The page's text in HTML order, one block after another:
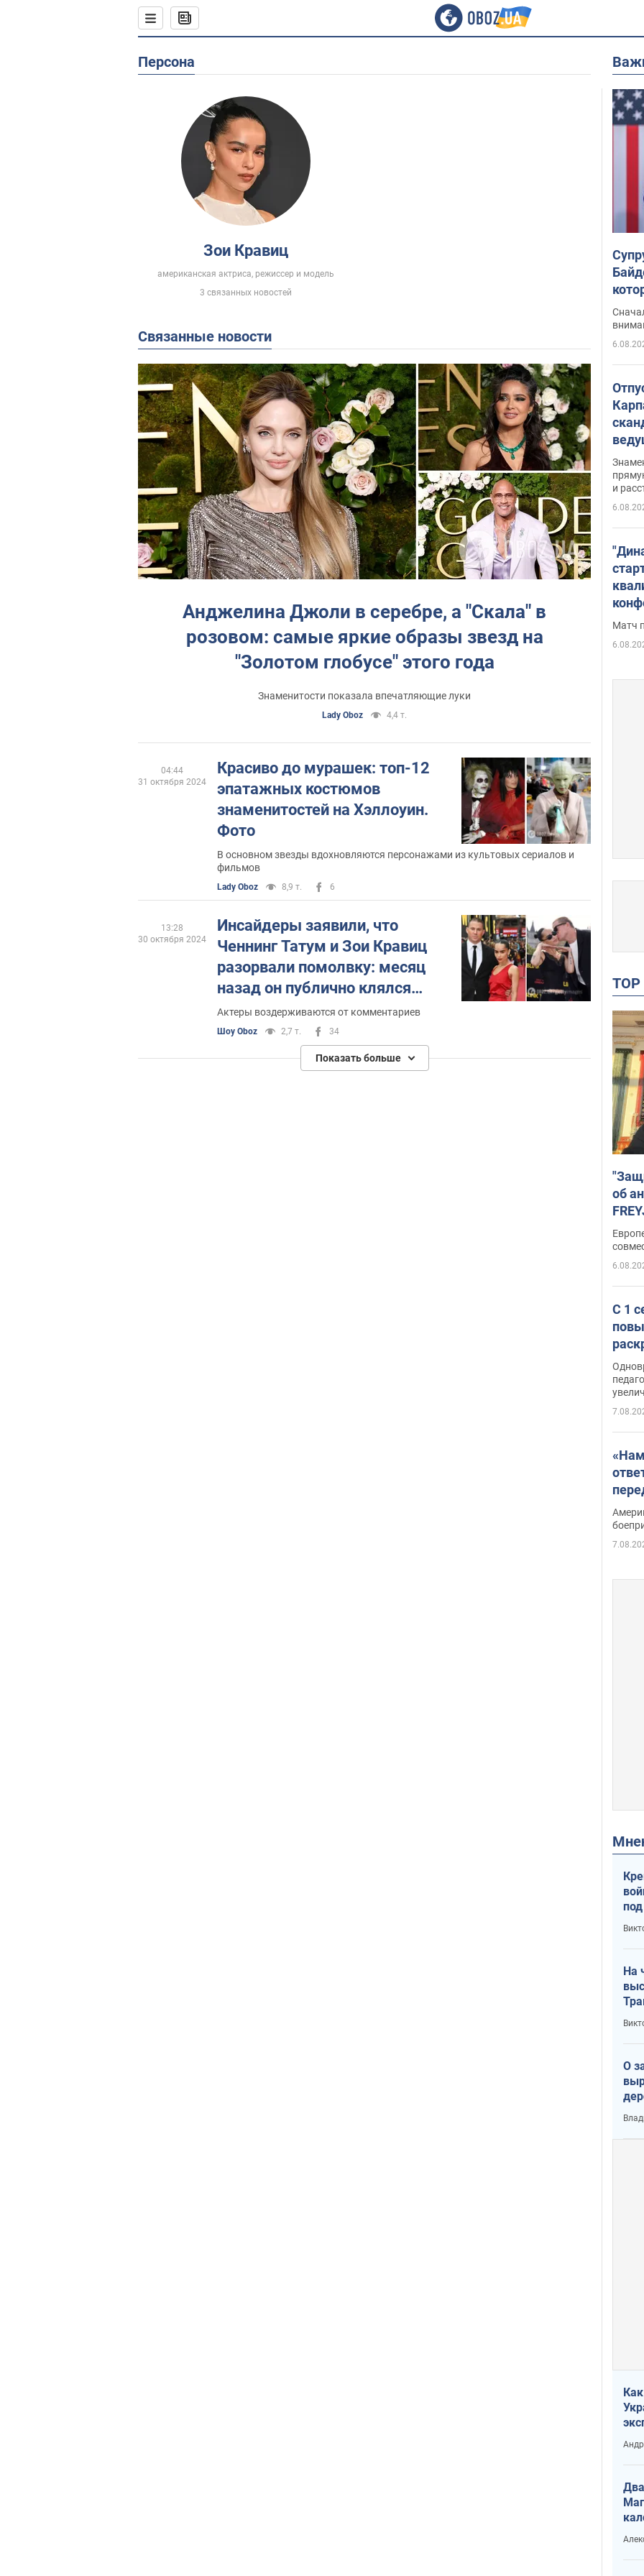
Персона
Зои Кравиц
американская актриса, режиссер и модель
3 связанных новостей
Связанные новости
Анджелина Джоли в серебре, а "Скала" в
розовом: самые яркие образы звезд на
"Золотом глобусе" этого года
Знаменитости показала впечатляющие луки
Lady Oboz 4,4 т.
Красиво до мурашек: топ-12
эпатажных костюмов
знаменитостей на Хэллоуин.
Фото
В основном звезды вдохновляются персонажами из культовых сериалов и
фильмов
Lady Oboz 8,9 т. 6
04:44
31 октября 2024
Инсайдеры заявили, что
Ченнинг Татум и Зои Кравиц
разорвали помолвку: месяц
назад он публично клялся
всегда быть вместе
Актеры воздерживаются от комментариев
Шоу Oboz 2,7 т. 34
13:28
30 октября 2024
Показать больше
и
Матч
об
С 1
На
О
что